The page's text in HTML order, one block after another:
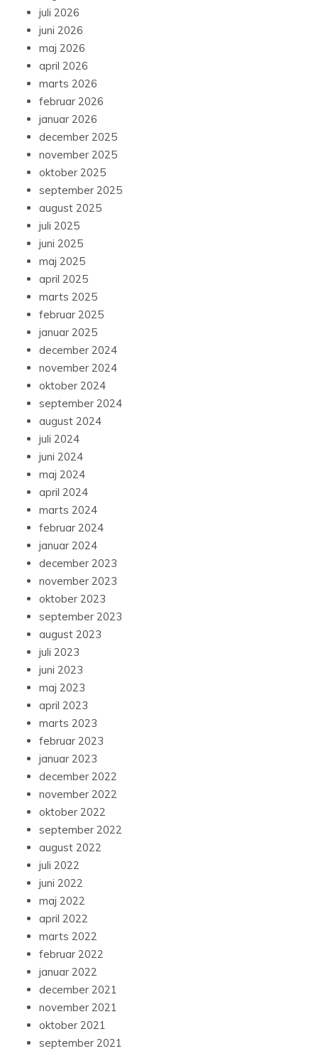
juli 2026
juni 2026
maj 2026
april 2026
marts 2026
februar 2026
januar 2026
december 2025
november 2025
oktober 2025
september 2025
august 2025
juli 2025
juni 2025
maj 2025
april 2025
marts 2025
februar 2025
januar 2025
december 2024
november 2024
oktober 2024
september 2024
august 2024
juli 2024
juni 2024
maj 2024
april 2024
marts 2024
februar 2024
januar 2024
december 2023
november 2023
oktober 2023
september 2023
august 2023
juli 2023
juni 2023
maj 2023
april 2023
marts 2023
februar 2023
januar 2023
december 2022
november 2022
oktober 2022
september 2022
august 2022
juli 2022
juni 2022
maj 2022
april 2022
marts 2022
februar 2022
januar 2022
december 2021
november 2021
oktober 2021
september 2021